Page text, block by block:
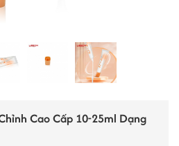
Cao Cấp 10-25ml Dạng